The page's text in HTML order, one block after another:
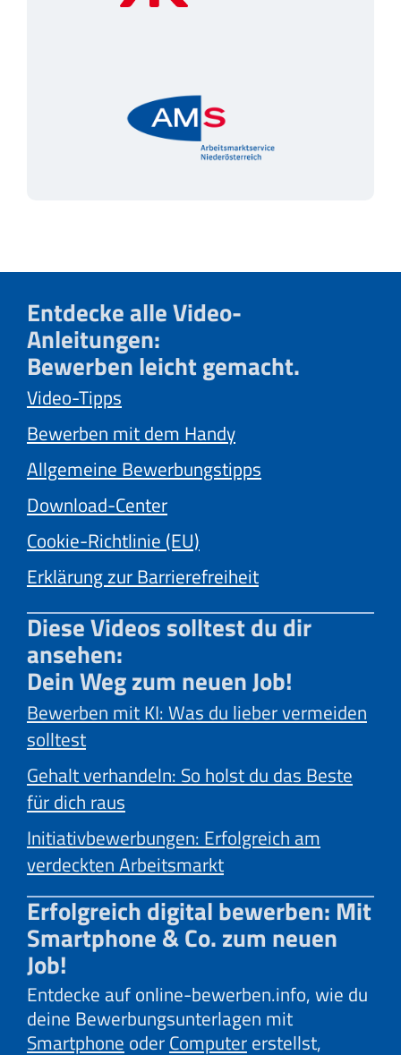
Entdecke alle Video-
Anleitungen:
Bewerben leicht gemacht.
Video-Tipps
Bewerben mit dem Handy
Allgemeine Bewerbungstipps
Download-Center
Cookie-Richtlinie (EU)
Erklärung zur Barrierefreiheit
Diese Videos solltest du dir
ansehen:
Dein Weg zum neuen Job!
Bewerben mit KI: Was du lieber vermeiden
solltest
Gehalt verhandeln: So holst du das Beste
für dich raus
Initiativbewerbungen: Erfolgreich am
verdeckten Arbeitsmarkt
Erfolgreich digital bewerben: Mit
Smartphone & Co. zum neuen
Job!
Entdecke auf online-bewerben.info, wie du
deine Bewerbungsunterlagen mit
Smartphone oderComputererstellst,